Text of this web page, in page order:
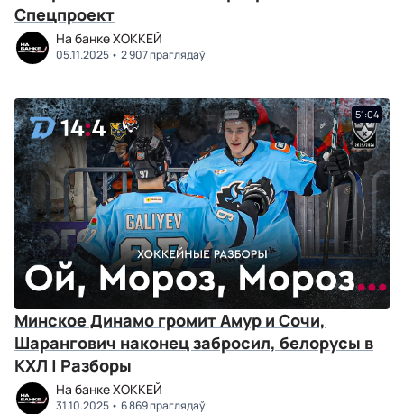
Спецпроект
На банке ХОККЕЙ
05.11.2025 2 907 праглядаў
51:04
Минское Динамо громит Амур и Сочи,
Шарангович наконец забросил, белорусы в
КХЛ | Разборы
На банке ХОККЕЙ
31.10.2025 6 869 праглядаў